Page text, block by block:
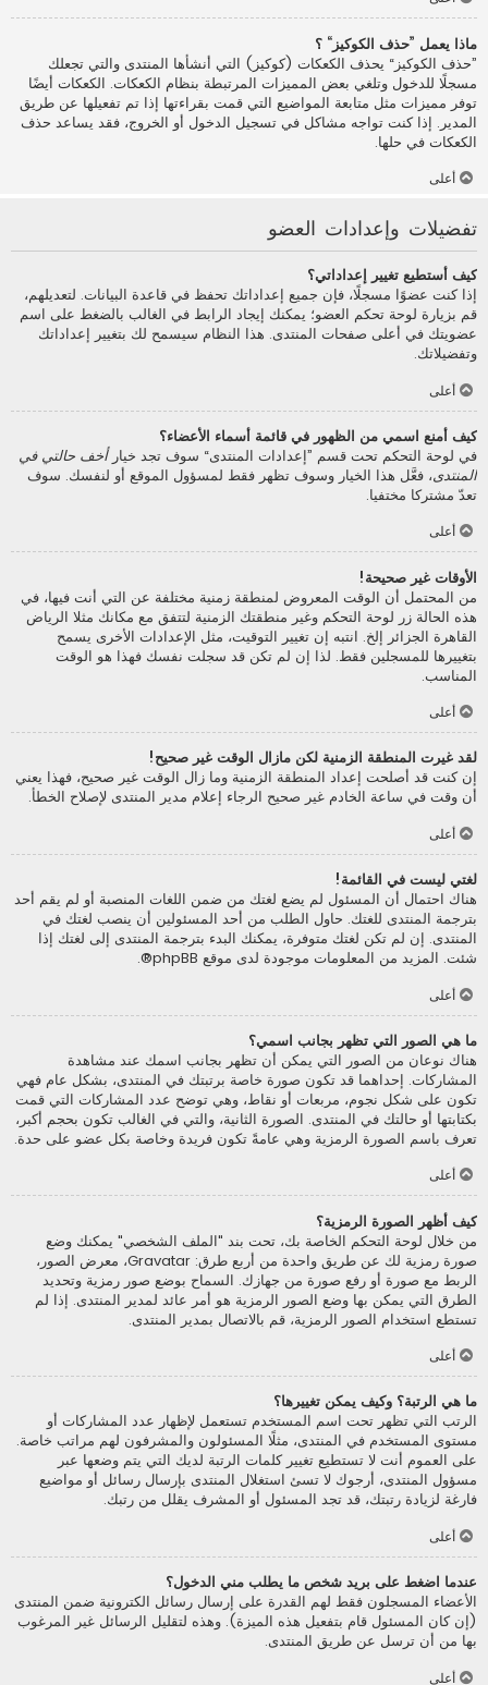
ماذا يعمل ”حذف الكوكيز“ ؟
”حذف الكوكيز“ يحذف الكعكات (كوكيز) التي أنشأها المنتدى والتي تجعلك
مسجلًا للدخول وتلغي بعض المميزات المرتبطة بنظام الكعكات. الكعكات أيضًا
توفر مميزات مثل متابعة المواضيع التي قمت بقراءتها إذا تم تفعيلها عن طريق
المدير. إذا كنت تواجه مشاكل في تسجيل الدخول أو الخروج، فقد يساعد حذف
الكعكات في حلها.
أعلى
تفضيلات وإعدادات العضو
كيف أستطيع تغيير إعداداتي؟
إذا كنت عضوًا مسجلًا، فإن جميع إعداداتك تحفظ في قاعدة البيانات. لتعديلهم،
قم بزيارة لوحة تحكم العضو؛ يمكنك إيجاد الرابط في الغالب بالضغط على اسم
عضويتك في أعلى صفحات المنتدى. هذا النظام سيسمح لك بتغيير إعداداتك
وتفضيلاتك.
أعلى
كيف أمنع اسمي من الظهور في قائمة أسماء الأعضاء؟
في لوحة التحكم تحت قسم ”إعدادات المنتدى“ سوف تجد خيارأخف حالتي في
المنتدى، فعَّل هذا الخيار وسوف تظهر فقط لمسؤول الموقع أو لنفسك. سوف
تعدّ مشتركا مختفيا.
أعلى
الأوقات غير صحيحة!
من المحتمل أن الوقت المعروض لمنطقة زمنية مختلفة عن التي أنت فيها، في
هذه الحالة زر لوحة التحكم وغير منطقتك الزمنية لتتفق مع مكانك مثلا الرياض
القاهرة الجزائر إلخ. انتبه إن تغيير التوقيت، مثل الإعدادات الأخرى يسمح
بتغييرها للمسجلين فقط. لذا إن لم تكن قد سجلت نفسك فهذا هو الوقت
المناسب.
أعلى
لقد غيرت المنطقة الزمنية لكن مازال الوقت غير صحيح!
إن كنت قد أصلحت إعداد المنطقة الزمنية وما زال الوقت غير صحيح، فهذا يعني
أن وقت في ساعة الخادم غير صحيح الرجاء إعلام مدير المنتدى لإصلاح الخطأ.
أعلى
لغتي ليست في القائمة!
هناك احتمال أن المسئول لم يضع لغتك من ضمن اللغات المنصبة أو لم يقم أحد
بترجمة المنتدى للغتك. حاول الطلب من أحد المسئولين أن ينصب لغتك في
المنتدى. إن لم تكن لغتك متوفرة، يمكنك البدء بترجمة المنتدى إلى لغتك إذا
شئت. المزيد من المعلومات موجودة لدى موقع phpBB
®.
أعلى
ما هي الصور التي تظهر بجانب اسمي؟
هناك نوعان من الصور التي يمكن أن تظهر بجانب اسمك عند مشاهدة
المشاركات. إحداهما قد تكون صورة خاصة برتبتك في المنتدى، بشكل عام فهي
تكون على شكل نجوم، مربعات أو نقاط، وهي توضح عدد المشاركات التي قمت
بكتابتها أو حالتك في المنتدى. الصورة الثانية، والتي في الغالب تكون بحجم أكبر،
تعرف باسم الصورة الرمزية وهي عامةً تكون فريدة وخاصة بكل عضو على حدة.
أعلى
كيف أظهر الصورة الرمزية؟
من خلال لوحة التحكم الخاصة بك، تحت بند "الملف الشخصي" يمكنك وضع
صورة رمزية لك عن طريق واحدة من أربع طرق: Gravatar، معرض الصور،
الربط مع صورة أو رفع صورة من جهازك. السماح بوضع صور رمزية وتحديد
الطرق التي يمكن بها وضع الصور الرمزية هو أمر عائد لمدير المنتدى. إذا لم
تستطع استخدام الصور الرمزية، قم بالاتصال بمدير المنتدى.
أعلى
ما هي الرتبة؟ وكيف يمكن تغييرها؟
الرتب التي تظهر تحت اسم المستخدم تستعمل لإظهار عدد المشاركات أو
مستوى المستخدم في المنتدى، مثلًا المسئولون والمشرفون لهم مراتب خاصة.
على العموم أنت لا تستطيع تغيير كلمات الرتبة لديك التي يتم وضعها عبر
مسؤول المنتدى، أرجوك لا تسئ استغلال المنتدى بإرسال رسائل أو مواضيع
فارغة لزيادة رتبتك، قد تجد المسئول أو المشرف يقلل من رتبك.
أعلى
عندما اضغط على بريد شخص ما يطلب مني الدخول؟
الأعضاء المسجلون فقط لهم القدرة على إرسال رسائل الكترونية ضمن المنتدى
(إن كان المسئول قام بتفعيل هذه الميزة). وهذه لتقليل الرسائل غير المرغوب
بها من أن ترسل عن طريق المنتدى.
أعلى